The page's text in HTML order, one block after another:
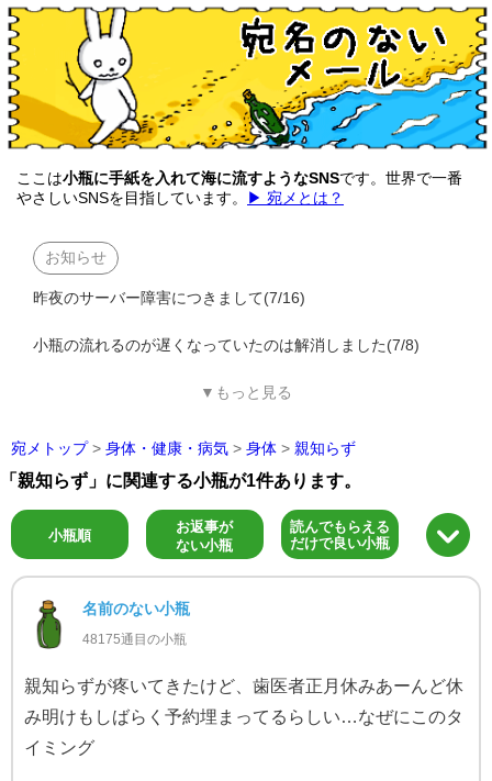
ここは小瓶に手紙を入れて海に流すようなSNSです。世界で一番
やさしいSNSを目指しています。
▶ 宛メとは？
お知らせ
昨夜のサーバー障害につきまして(7/16)
小瓶の流れるのが遅くなっていたのは解消しました(7/8)
▼もっと見る
宛メトップ > 身体・健康・病気 > 身体 > 親知らず
「親知らず」に関連する小瓶が1件あります。
小瓶順
お返事が
ない小瓶
読んでもらえる
だけで良い小瓶
名前のない小瓶
48175通目の小瓶
親知らずが疼いてきたけど、歯医者正月休みあーんど休
み明けもしばらく予約埋まってるらしい…なぜにこのタ
イミング